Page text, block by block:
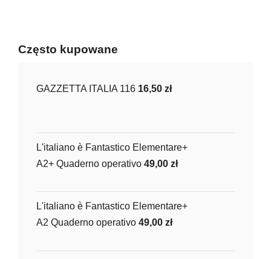
Często kupowane
GAZZETTA ITALIA 116 16,50 zł
L'italiano è Fantastico Elementare+
A2+ Quaderno operativo 49,00 zł
L'italiano è Fantastico Elementare+
A2 Quaderno operativo 49,00 zł